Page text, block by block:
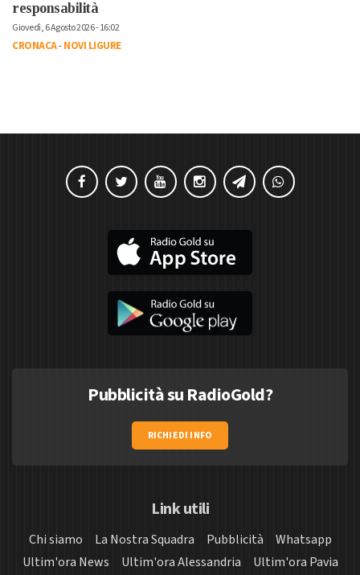
responsabilità
Giovedì, 6 Agosto 2026 - 16:02
CRONACA-NOVI LIGURE
Pubblicità su RadioGold?
RICHIEDI INFO
Link utili
Chi siamo La Nostra Squadra Pubblicità
Whatsapp
Ultim'ora News
Ultim'ora Alessandria
Ultim'ora Pavia